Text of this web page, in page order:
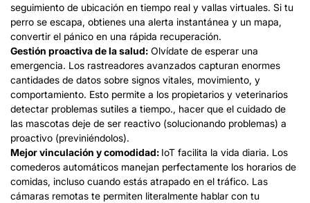
seguimiento de ubicación en tiempo real y vallas virtuales. Si tu
perro se escapa, obtienes una alerta instantánea y un mapa,
convertir el pánico en una rápida recuperación.
Gestión proactiva de la salud: Olvídate de esperar una
emergencia. Los rastreadores avanzados capturan enormes
cantidades de datos sobre signos vitales, movimiento, y
comportamiento. Esto permite a los propietarios y veterinarios
detectar problemas sutiles a tiempo., hacer que el cuidado de
las mascotas deje de ser reactivo (solucionando problemas) a
proactivo (previniéndolos).
Mejor vinculación y comodidad: IoT facilita la vida diaria. Los
comederos automáticos manejan perfectamente los horarios de
comidas, incluso cuando estás atrapado en el tráfico. Las
cámaras remotas te permiten literalmente hablar con tu